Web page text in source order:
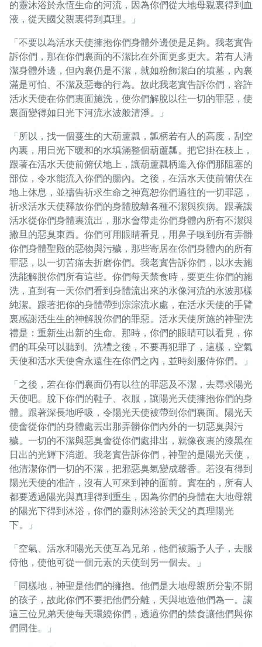
的靈沐浴於永恆生命的河流，因為你們從大地母親裏得到血
液，從天國父親裏得到真理。」
「不要以為活水天使擁抱你們身體外邊便是足夠。我老實告
訴你們，那在你們裏面的不潔比在外面更多更大。若有人清
潔身體外邊，但內裏仍是不潔，就如粉飾潔白的墳墓，內裏
滿是可怕、不潔及惡毒的行為。故此我老實告訴你們，容許
活水天使在你們裏面施洗，使你們解脫以往一切的罪惡，使
裏面變得如日光下河流水波般清淨。」
「所以，找一個蔓生的大葫蘆瓢，瓢柄若有人的高度，刮空
內裏，用日光下暖和的水填滿整個葫蘆瓢。把它掛在枝上，
跟著在活水天使前俯伏地上，讓葫蘆瓢柄進入你們那阻塞的
部位，令水能流入你們的腸內。之後，在活水天使前俯伏在
地上休息，並禱告祈求生命之神寬恕你們過往的一切罪惡，
祈求活水天使釋放你們的身體脫離各種不潔與疾病。跟著讓
活水從你們身體裏流出，那水會帶走你們身體內所有不潔與
撒旦的惡臭東西。你們可用眼睛看見，用鼻子嗅到所有弄髒
你們身體聖殿的惡物與污穢，那些寄居在你們身體內的所有
罪惡，以一切苦痛去折磨你們。我老實告訴你們，以水去施
洗能解脫你們所有這些。你們每天禁食時，要更生你們的施
洗，直到有一天你們看到身體流出來的水像河流的水波那樣
純潔。跟著把你的身體帶到淙淙流水處，在活水天使的手臂
裏感謝活生生的神解脫你們的罪惡。活水天使所施的神聖洗
禮是：重新生出新的生命。那時，你們的眼睛可以看見，你
們的耳朵可以聽到。洗禮之後，不要再犯罪了，這樣，空氣
天使和活水天使會永遠住在你們之內，並時刻服侍你們。」
「之後，若在你們裏面仍有以往的罪惡及不潔，去尋求陽光
天使吧。脫下你們的鞋子、衣服，讓陽光天使擁抱你們的身
體。跟著深長地呼吸，令陽光天使被帶到你們裏面。陽光天
使會從你們的身體處丟出那弄髒你們內外的一切惡臭與污
穢。一切的不潔與惡臭會從你們處排出，就像夜裏的漆黑在
日出的光輝下消逝。我老實告訴你們，神聖的是陽光天使，
他清潔你們一切的不潔，把邪惡臭氣變成馨香。若沒有得到
陽光天使的准許，沒有人可來到神的面前。實在的，所有人
都要透過陽光與真理得到重生，因為你們的身體在大地母親
的陽光下得到沐浴，你們的靈則沐浴於天父的真理陽光
下。」
「空氣、活水和陽光天使互為兄弟，他們被賜予人子，去服
侍他，使他可從一個元素的天使到另一個去。」
「同樣地，神聖是他們的擁抱。他們是大地母親所分割不開
的孩子，故此你們不要把他們分離，天與地造他們為一。讓
這三位兄弟天使每天環繞你們，透過你們的禁食讓他們與你
們同住。」